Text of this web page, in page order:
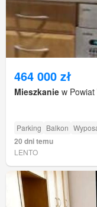
464 000 zł
Mieszkanie w
Parking Balkon
20 dni temu
LENTO